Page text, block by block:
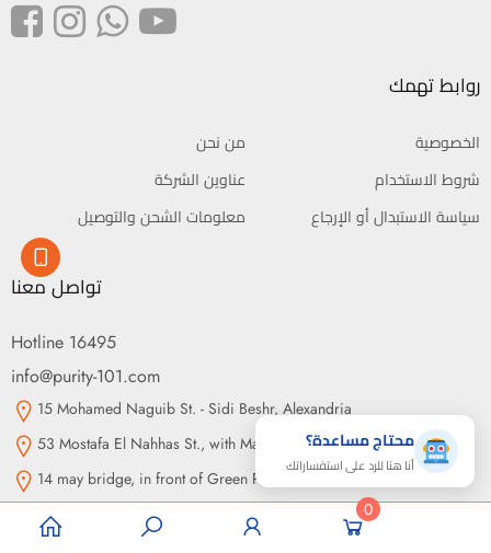
روابط تهمك
من نحن
الخصوصية
عناوين الشركة
شروط الاستخدام
معلومات الشحن والتوصيل
سياسة الاستبدال أو الإرجاع
تواصل معنا
Hotline 16495
info@purity-101.com
15 Mohamed Naguib St. - Sidi Beshr, Alexandria
53 Mostafa El Nahhas St., with Makram Ebeid St., Nasr City, Cairo
14 may bridge, in front of Green Plaza, Somouha, Alexandria
0
محتاج مساعدة؟
أنا هنا للرد على استفساراتك